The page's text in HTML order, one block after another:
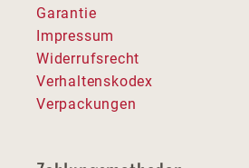
Garantie
Impressum
Widerrufsrecht
Verhaltenskodex
Verpackungen